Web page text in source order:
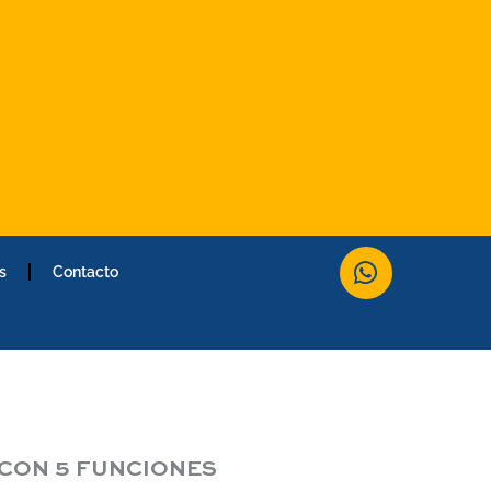
Contacto
W
h
5 FUNCIONES